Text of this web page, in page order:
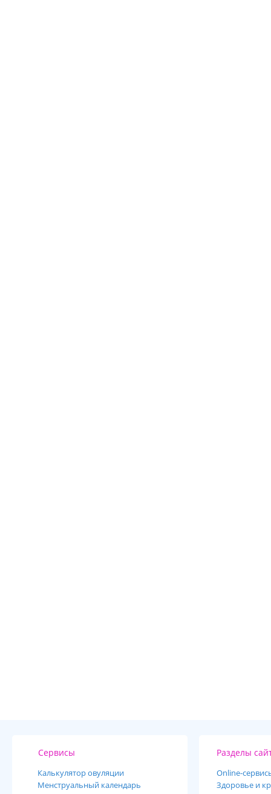
Сервисы
Калькулятор овуляции
Менструальный календарь
Разделы
Online-
Здоровье и